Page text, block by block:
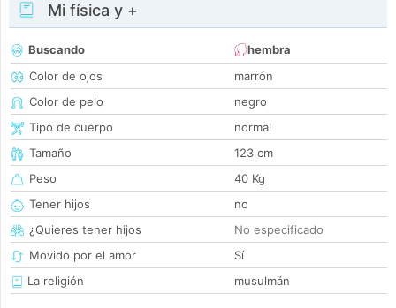
Mi física y +
Buscando
hembra
Color de ojos
marrón
Color de pelo
negro
Tipo de cuerpo
normal
Tamaño
123 cm
Peso
40 Kg
Tener hijos
no
¿Quieres tener hijos
No especificado
Movido por el amor
Sí
La religión
musulmán